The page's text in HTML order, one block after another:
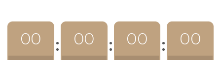
00 00 00 00